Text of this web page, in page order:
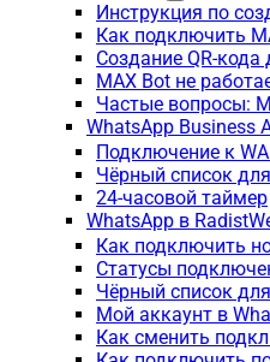
Инструкция по
Как подключить
Создание QR-
MAX Bot не
Частые вопросы:
WhatsApp Business
Подключение к
Чёрный список
24-часовой таймер
WhatsApp в
Как подключить
Статусы
Чёрный список
Мой аккаунт в
Как сменить